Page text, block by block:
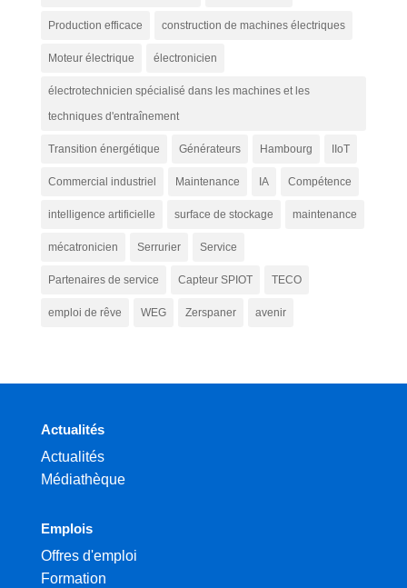
Production efficace construction de machines électriques
Moteur électrique électronicien
électrotechnicien spécialisé dans les machines et les
techniques d'entraînement
Transition énergétique Générateurs Hambourg IIoT
Commercial industriel Maintenance IA Compétence
intelligence artificielle surface de stockage maintenance
mécatronicien Serrurier Service
Partenaires de service Capteur SPIOT TECO
emploi de rêve WEG Zerspaner avenir
Actualités
Actualités
Médiathèque
Emplois
Offres d'emploi
Formation